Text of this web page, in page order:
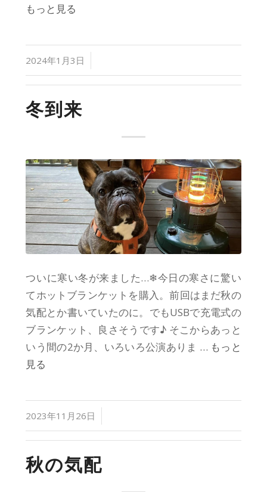
もっと見る
2024年1月3日
冬到来
ついに寒い冬が来ました…❄今日の寒さに驚い
てホットブランケットを購入。前回はまだ秋の
気配とか書いていたのに。でもUSBで充電式の
ブランケット、良さそうです♪ そこからあっと
いう間の2か月、いろいろ公演ありま … もっと
見る
2023年11月26日
/
秋の気配